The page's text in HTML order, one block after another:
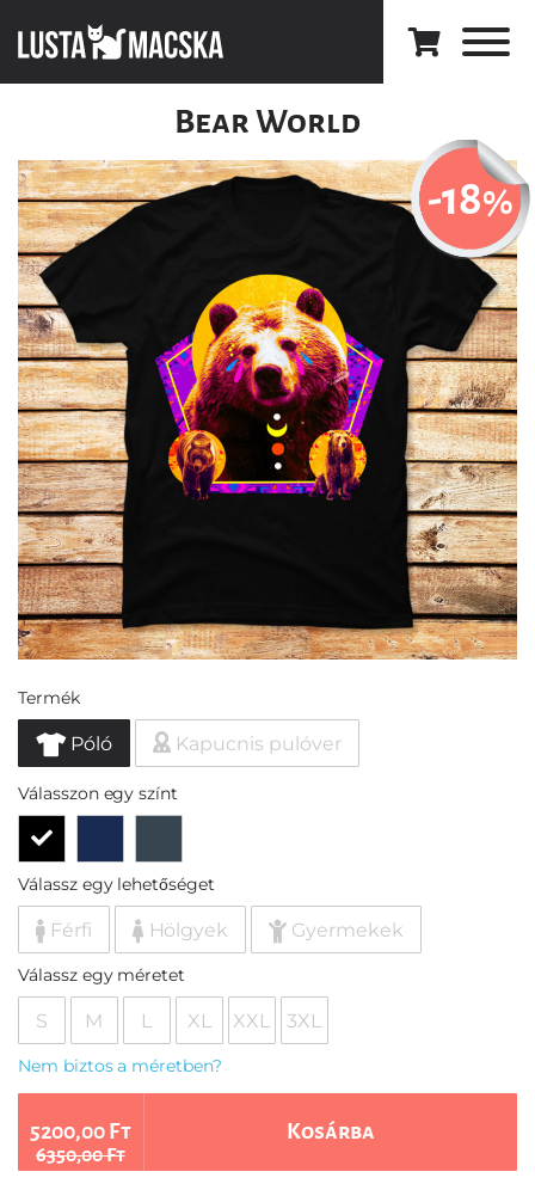
Bear World
-18%
Termék
Póló Kapucnis pulóver
Válasszon egy színt
Válassz egy lehetőséget
Férfi Hölgyek Gyermekek
Válassz egy méretet
S M L XL XXL 3XL
Nem biztos a méretben?
5200,00 Ft
6350,00 Ft
Kosárba